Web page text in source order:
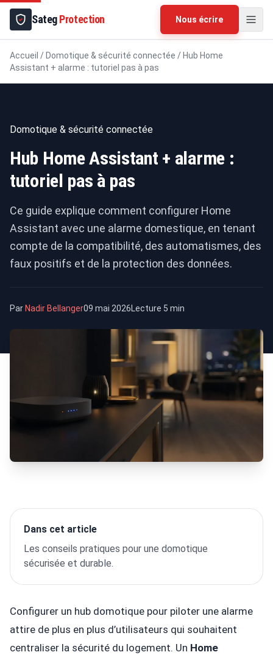
SategProtection Nous écrire
Accueil / Domotique & sécurité connectée / Hub Home
Assistant + alarme : tutoriel pas à pas
Domotique & sécurité connectée
Hub Home Assistant + alarme :
tutoriel pas à pas
Ce guide explique comment configurer Home
Assistant avec une alarme domestique, en tenant
compte de la compatibilité, des automatismes, des
faux positifs et de la protection des données.
Par Nadir Bellanger09 mai 2026Lecture 5 min
Dans cet article
Les conseils pratiques pour une domotique
sécurisée et durable.
Configurer un hub domotique pour piloter une alarme
attire de plus en plus d’utilisateurs qui souhaitent
centraliser la sécurité du logement. Un Home